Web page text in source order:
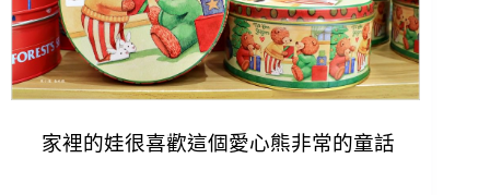
家裡的娃很喜歡這個愛心熊非常的童話